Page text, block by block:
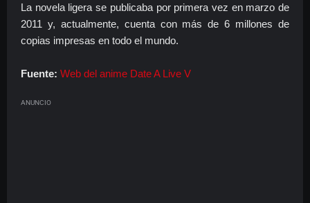
La novela ligera se publicaba por primera vez en marzo de
2011 y, actualmente, cuenta con más de 6 millones de
copias impresas en todo el mundo.
Fuente: Web del anime Date A Live V
ANUNCIO